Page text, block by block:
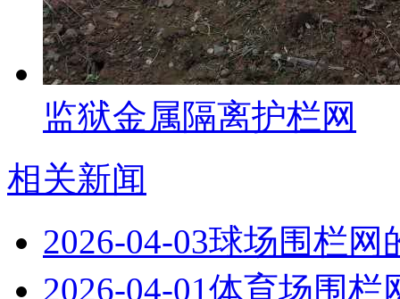
监狱金属隔离护栏网
相关新闻
2026-04-03球场围栏网
2026-04-01体育场围栏